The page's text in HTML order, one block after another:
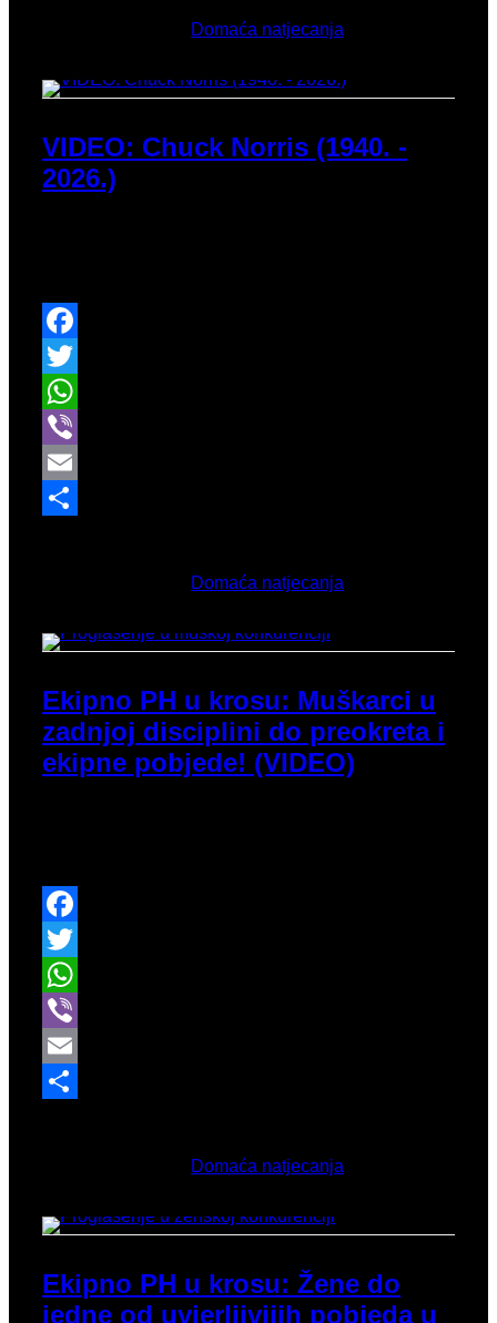
Domaća natjecanja
VIDEO: Chuck Norris (1940. -
2026.)
Facebook
Twitter
WhatsApp
Viber
Email
Domaća natjecanja
Ekipno PH u krosu: Muškarci u
zadnjoj disciplini do preokreta i
ekipne pobjede! (VIDEO)
Facebook
Twitter
WhatsApp
Viber
Email
Domaća natjecanja
Ekipno PH u krosu: Žene do
jedne od uvjerljivijih pobjeda u